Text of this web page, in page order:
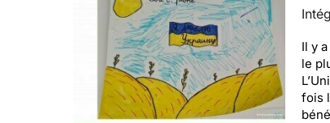
Il y
le
fois